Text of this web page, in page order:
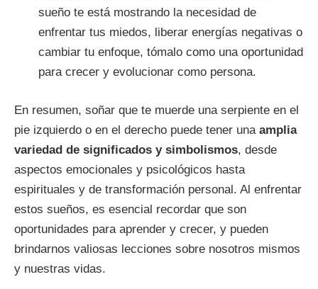
sueño te está mostrando la necesidad de
enfrentar tus miedos, liberar energías negativas o
cambiar tu enfoque, tómalo como una oportunidad
para crecer y evolucionar como persona.
En resumen, soñar que te muerde una serpiente en el
pie izquierdo o en el derecho puede tener una amplia
variedad de significados y simbolismos, desde
aspectos emocionales y psicológicos hasta
espirituales y de transformación personal. Al enfrentar
estos sueños, es esencial recordar que son
oportunidades para aprender y crecer, y pueden
brindarnos valiosas lecciones sobre nosotros mismos
y nuestras vidas.